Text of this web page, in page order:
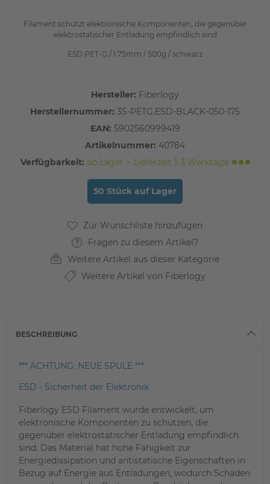
Filament schützt elektronische Komponenten, die gegenüber
elektrostatischer Entladung empfindlich sind
ESD PET-G / 1.75mm / 500g / schwarz
Hersteller: Fiberlogy
Herstellernummer: 3S-PETG.ESD-BLACK-050-175
EAN: 5902560999419
Artikelnummer: 40784
Verfügbarkeit: ab Lager > Lieferzeit 1-3 Werktage
50 Stück auf Lager
Fragen zu diesem Artikel?
Weitere Artikel aus dieser Kategorie
Weitere Artikel von Fiberlogy
BESCHREIBUNG
*** ACHTUNG: NEUE SPULE ***
ESD - Sicherheit der Elektronik
Fiberlogy ESD Filament wurde entwickelt, um
elektronische Komponenten zu schützen, die
gegenüber elektrostatischer Entladung empfindlich
sind. Das Material hat hohe Fähigkeit zur
Energiedissipation und antistatische Eigenschaften in
Bezug auf Energie aus Entladungen, wodurch Schäden